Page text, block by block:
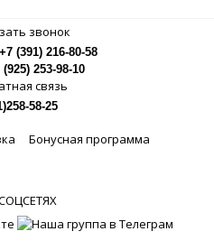
звонок
(391) 216-80-58
253-98-10
связь
58-25
Бонусная программа